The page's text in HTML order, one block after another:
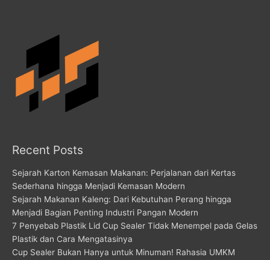
Recent Posts
Sejarah Karton Kemasan Makanan: Perjalanan dari Kertas
Sederhana hingga Menjadi Kemasan Modern
Sejarah Makanan Kaleng: Dari Kebutuhan Perang hingga
Menjadi Bagian Penting Industri Pangan Modern
7 Penyebab Plastik Lid Cup Sealer Tidak Menempel pada Gelas
Plastik dan Cara Mengatasinya
Cup Sealer Bukan Hanya untuk Minuman! Rahasia UMKM